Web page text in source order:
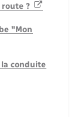
route ?
"Mon
conduite